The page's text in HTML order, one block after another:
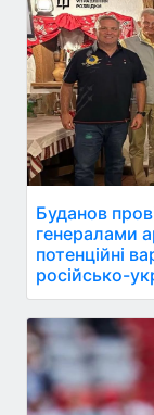
Буданов
генералами
потенційні
російсько-